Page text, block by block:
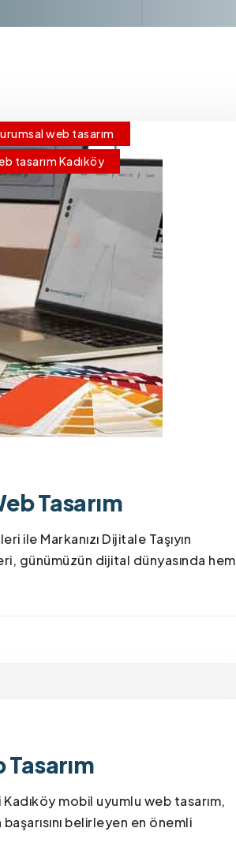
web tasarım
tasarım Kadıköy
Tasarım
ile Markanızı Dijitale Taşıyın
günümüzün dijital dünyasında hem
mobil uyumlu web tasarım,
belirleyen en önemli